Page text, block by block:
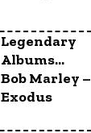
Legendary
Albums…
Bob Marley –
Exodus